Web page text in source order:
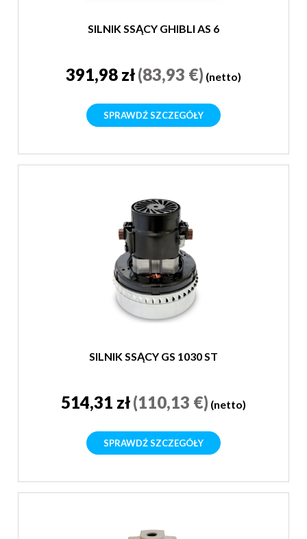
SILNIK SSĄCY GHIBLI AS 6
391,98 zł(83,93 €) (netto)
SPRAWDŹ SZCZEGÓŁY
SILNIK SSĄCY GS 1030 ST
514,31 zł(110,13 €) (netto)
SPRAWDŹ SZCZEGÓŁY